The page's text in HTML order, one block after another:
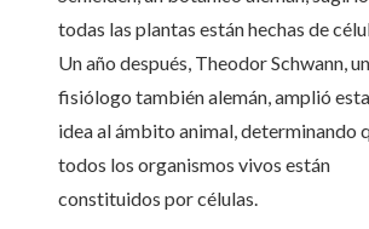
todas las plantas están hechas de
Un año después, Theodor Schwann, un
fisiólogo también alemán, amplió esta
idea al ámbito animal, determinando
todos los organismos vivos están
constituidos por células.